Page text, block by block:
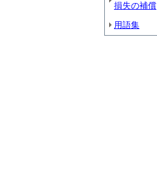
損失の補償
用語集